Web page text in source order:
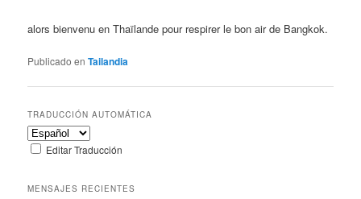
alors bienvenu en Thaïlande pour respirer le bon air de Bangkok.
Publicado en Tailandia
TRADUCCIÓN AUTOMÁTICA
Editar Traducción
MENSAJES RECIENTES